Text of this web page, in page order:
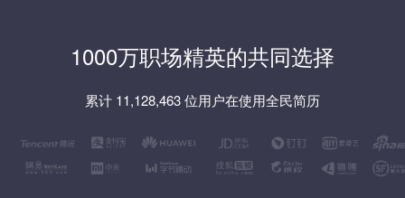
1000万职场精英的共同选择
累计 11,128,463 位用户在使用全民简历